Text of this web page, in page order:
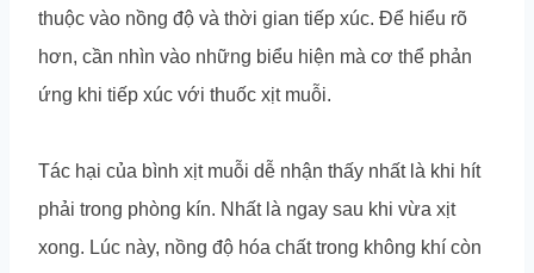
thuộc vào nồng độ và thời gian tiếp xúc. Để hiểu rõ
hơn, cần nhìn vào những biểu hiện mà cơ thể phản
ứng khi tiếp xúc với thuốc xịt muỗi.
Tác hại của bình xịt muỗi dễ nhận thấy nhất là khi hít
phải trong phòng kín. Nhất là ngay sau khi vừa xịt
xong. Lúc này, nồng độ hóa chất trong không khí còn